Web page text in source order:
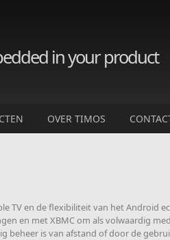
in your product
OVER TIMOS
TV en de flexibiliteit van het Android
en met XBMC om als volwaardig
beheer is van afstand of door de